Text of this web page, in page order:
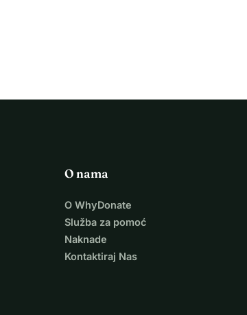
O nama
O WhyDonate
Služba za pomoć
Naknade
Kontaktiraj Nas